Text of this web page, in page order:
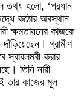
তথ্য হলো, ‘প্রধান
কঠোর অবস্থান
ক্ষমতায়নের কাজকে
গ্রামীণ
স্বাবলম্বী করার
তিনি নারী
তার কাজের মূল